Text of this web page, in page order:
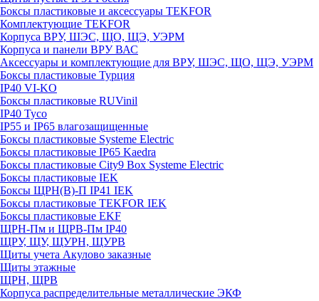
Боксы пластиковые и аксессуары TEKFOR
Комплектующие TEKFOR
Корпуса ВРУ, ШЭС, ЩО, ЩЭ, УЭРМ
Корпуса и панели ВРУ ВАС
Аксессуары и комплектующие для ВРУ, ШЭС, ЩО, ЩЭ, УЭРМ
Боксы пластиковые Турция
IP40 VI-KO
Боксы пластиковые RUVinil
IP40 Тусо
IP55 и IP65 влагозащищенные
Боксы пластиковые Systeme Electric
Боксы пластиковые IP65 Kaedra
Боксы пластиковые City9 Box Systeme Electric
Боксы пластиковые IEK
Боксы ЩРН(В)-П IP41 IEK
Боксы пластиковые TEKFOR IEK
Боксы пластиковые EKF
ЩРН-Пм и ЩРВ-Пм IP40
ЩРУ, ЩУ, ЩУРН, ЩУРВ
Щиты учета Акулово заказные
Щиты этажные
ЩРН, ЩРВ
Корпуса распределительные металлические ЭКФ